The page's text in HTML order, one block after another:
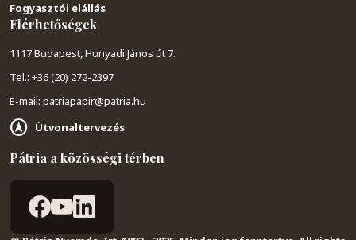
Fogyasztói elállás
Elérhetőségek
1117 Budapest, Hunyadi János út 7.
Tel.: +36 (20) 272-2397
E-mail: patriapapir@patria.hu
Útvonaltervezés
Pátria a közösségi térben